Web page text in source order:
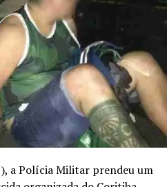
a Polícia Militar prendeu um